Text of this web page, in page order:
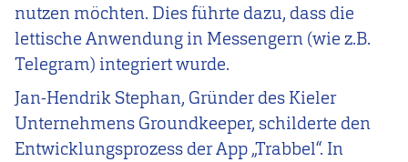
nutzen möchten. Dies führte dazu, dass die
lettische Anwendung in Messengern (wie z.B.
Telegram) integriert wurde.
Jan-Hendrik Stephan, Gründer des Kieler
Unternehmens Groundkeeper, schilderte den
Entwicklungsprozess der App „Trabbel“. In